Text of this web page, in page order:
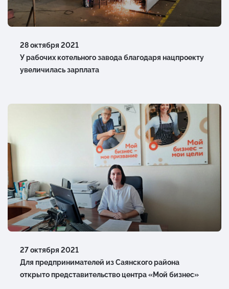
28 октября 2021
У рабочих котельного завода благодаря нацпроекту
увеличилась зарплата
27 октября 2021
Для предпринимателей из Саянского района
открыто представительство центра «Мой бизнес»